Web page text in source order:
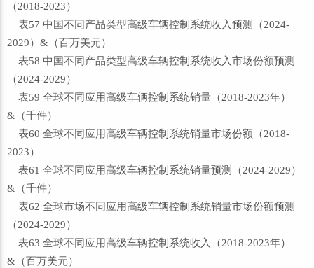
（2018-2023）
表57 中国不同产品类型高级车辆控制系统收入预测（2024-
2029）&（百万美元）
表58 中国不同产品类型高级车辆控制系统收入市场份额预测
（2024-2029）
表59 全球不同应用高级车辆控制系统销量（2018-2023年）
&（千件）
表60 全球不同应用高级车辆控制系统销量市场份额（2018-
2023）
表61 全球不同应用高级车辆控制系统销量预测（2024-2029）
&（千件）
表62 全球市场不同应用高级车辆控制系统销量市场份额预测
（2024-2029）
表63 全球不同应用高级车辆控制系统收入（2018-2023年）
&（百万美元）